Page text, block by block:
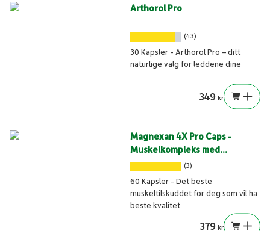
Arthorol Pro
(43)
30 Kapsler - Arthorol Pro – ditt
naturlige valg for leddene dine
349 kr
Magnexan 4X Pro Caps -
Muskelkompleks med
magnesiumkraft
(3)
60 Kapsler - Det beste
muskeltilskuddet for deg som vil ha
beste kvalitet
379 kr